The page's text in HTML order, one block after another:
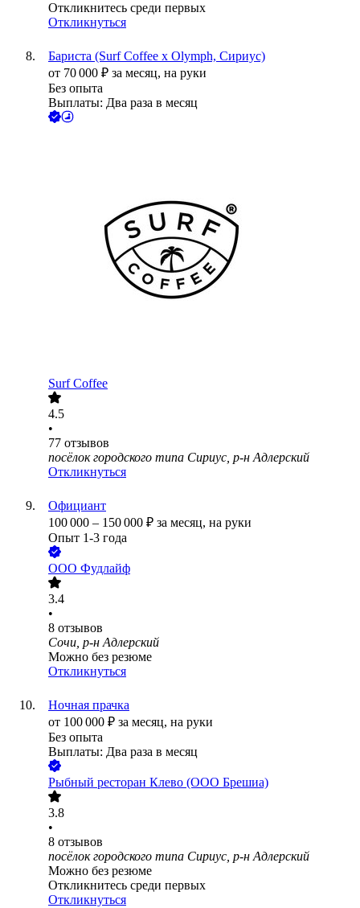
Откликнитесь среди первых
Откликнуться
Бариста (Surf Coffee x Olymph, Сириус)
от 70 000 ₽ за месяц, на руки
Без опыта
Выплаты: Два раза в месяц
Surf Coffee
4.5
•
77 отзывов
посёлок городского типа Сириус, р-н Адлерский
Откликнуться
Официант
100 000 – 150 000 ₽ за месяц, на руки
Опыт 1-3 года
ООО Фудлайф
3.4
•
8 отзывов
Сочи, р-н Адлерский
Можно без резюме
Откликнуться
Ночная прачка
от 100 000 ₽ за месяц, на руки
Без опыта
Выплаты: Два раза в месяц
Рыбный ресторан Клево (ООО Брешиа)
3.8
•
8 отзывов
посёлок городского типа Сириус, р-н Адлерский
Можно без резюме
Откликнитесь среди первых
Откликнуться